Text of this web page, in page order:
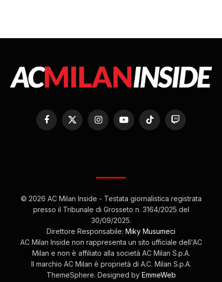
Facebook
X
(Twitter)
InstagramYouTubeTikTok Twitch
© 2026 AC Milan Inside - Testata giornalistica registrata
presso il Tribunale di Grosseto n. 3164/2025 del
30/09/2025.
Direttore Responsabile: Miky Musumeci
AC Milan Inside non rappresenta un sito ufficiale dell'AC
Milan e non è affiliato alla società AC Milan S.p.A.
Il marchio AC Milan è proprietà di A.C. Milan S.p.A.
ThemeSphere. Designed by EmmeWeb